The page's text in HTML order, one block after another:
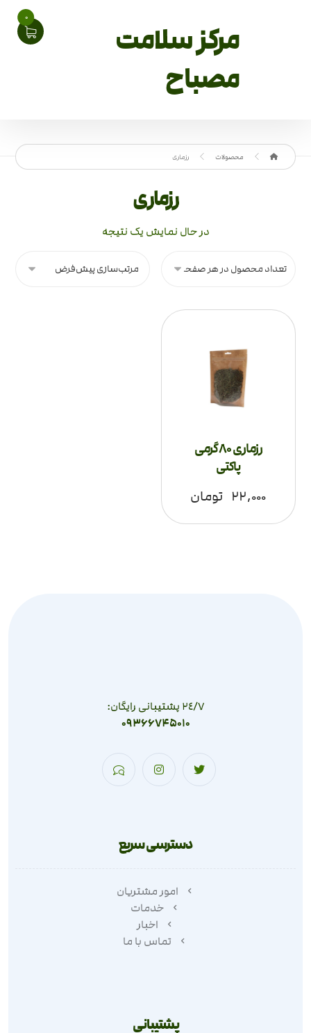
مرکز سلامت
مصباح
0
محصولات رزماری
رزماری
در حال نمایش یک نتیجه
رزماری 80 گرمی
پاکتی
۲۲,۰۰۰ تومان
٢٤/٧ پشتیبانی رایگان:
09366745010
دسترسی سریع
امور مشتریان
خدمات
اخبار
تماس با ما
پشتیبانی